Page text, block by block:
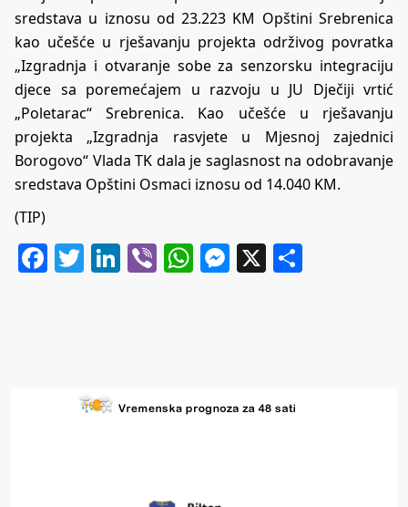
sredstava u iznosu od 23.223 KM Opštini Srebrenica
kao učešće u rješavanju projekta održivog povratka
„Izgradnja i otvaranje sobe za senzorsku integraciju
djece sa poremećajem u razvoju u JU Dječiji vrtić
„Poletarac“ Srebrenica. Kao učešće u rješavanju
projekta „Izgradnja rasvjete u Mjesnoj zajednici
Borogovo“ Vlada TK dala je saglasnost na odobravanje
sredstava Opštini Osmaci iznosu od 14.040 KM.
(TIP)
Facebook
Twitter
LinkedIn
ViberWhatsApp
Messenger
X